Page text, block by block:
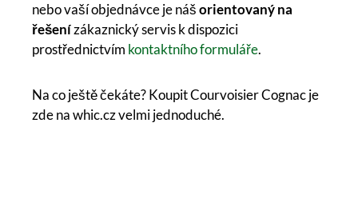
nebo vaší objednávce je nášorientovaný na
řešenízákaznický servis k dispozici
prostřednictvím kontaktního formuláře.
Na co ještě čekáte? Koupit Courvoisier Cognac je
zde na whic.cz velmi jednoduché.